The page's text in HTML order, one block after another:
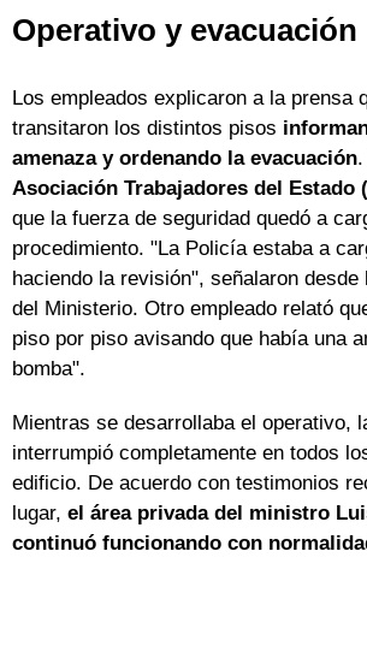
Operativo y evacuación
Los empleados explicaron a la prensa
transitaron los distintos pisos
amenaza y ordenando la evacuación
Asociación Trabajadores del Estado
que la fuerza de seguridad quedó a
procedimiento. "La Policía estaba a
haciendo la revisión", señalaron desde
del Ministerio. Otro empleado relató
piso por piso avisando que había una
bomba".
Mientras se desarrollaba el operativo,
interrumpió completamente en todos
edificio. De acuerdo con testimonios
lugar, el área privada del ministro
continuó funcionando con